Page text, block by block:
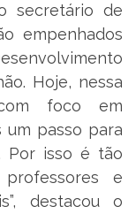
secretário de
empenhados
Hoje, nessa
foco em
um passo para
Por isso é tão
e
destacou o